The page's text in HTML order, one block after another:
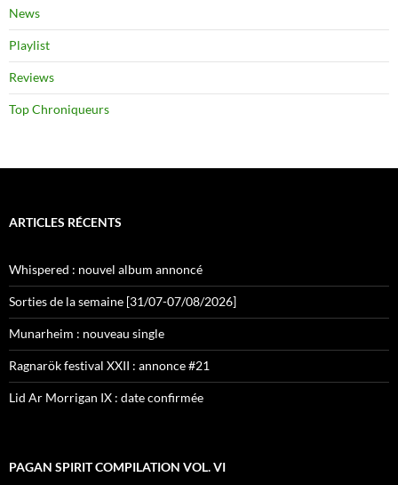
News
Playlist
Reviews
Top Chroniqueurs
ARTICLES RÉCENTS
Whispered : nouvel album annoncé
Sorties de la semaine [31/07-07/08/2026]
Munarheim : nouveau single
Ragnarök festival XXII : annonce #21
Lid Ar Morrigan IX : date confirmée
PAGAN SPIRIT COMPILATION VOL. VI